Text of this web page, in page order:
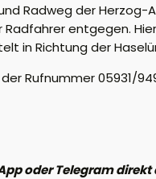
Radweg der
entgegen.
in Richtung der
Rufnummer 05931/
oder Telegram